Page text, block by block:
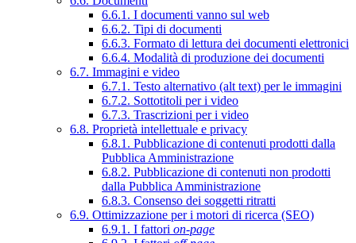
6.6.1. I documenti vanno sul web
6.6.2. Tipi di documenti
6.6.3. Formato di lettura dei documenti elettronici
6.6.4. Modalità di produzione dei documenti
6.7. Immagini e video
6.7.1. Testo alternativo (alt text) per le immagini
6.7.2. Sottotitoli per i video
6.7.3. Trascrizioni per i video
6.8. Proprietà intellettuale e privacy
6.8.1. Pubblicazione di contenuti prodotti dalla
Pubblica Amministrazione
6.8.2. Pubblicazione di contenuti non prodotti
dalla Pubblica Amministrazione
6.8.3. Consenso dei soggetti ritratti
6.9. Ottimizzazione per i motori di ricerca (SEO)
6.9.1. I fattori on-page